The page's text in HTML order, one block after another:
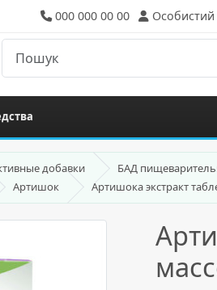
000 000 00 00 Особистий
добавки
БАД
Артишок Артишока экстракт